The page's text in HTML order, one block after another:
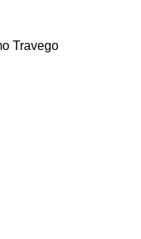
Travego